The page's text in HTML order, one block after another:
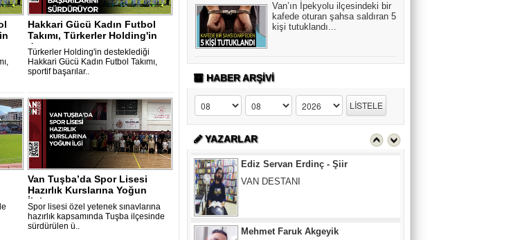
Van’ın İpekyolu ilçesindeki bir
kafede oturan şahsa saldıran 5
kişi tutuklandı...
HABER ARŞİVİ
YAZARLAR
Ediz Servan Erdinç - Şiir
Mehmet Faruk Akgeyik
Hakkari Gücü Kadın Futbol
Takımı, Türkerler Holding'in
deste..
Türkerler Holding'in desteklediği
Hakkari Gücü Kadın Futbol Takımı,
sportif başarılar..
Van Tuşba’da Spor Lisesi
Hazırlık Kurslarına Yoğun
İlgi..
Spor lisesi özel yetenek sınavlarına
hazırlık kapsamında Tuşba ilçesinde
sürdürülen ü..